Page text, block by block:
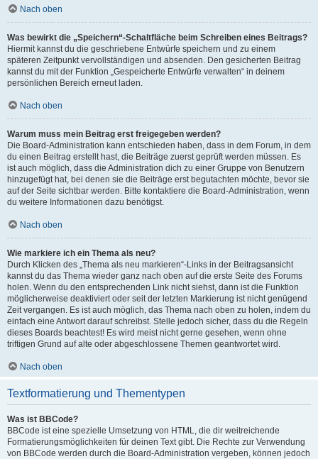
Nach oben
Was bewirkt die „Speichern“-Schaltfläche beim Schreiben eines Beitrags?
Hiermit kannst du die geschriebene Entwürfe speichern und zu einem
späteren Zeitpunkt vervollständigen und absenden. Den gesicherten Beitrag
kannst du mit der Funktion „Gespeicherte Entwürfe verwalten“ in deinem
persönlichen Bereich erneut laden.
Nach oben
Warum muss mein Beitrag erst freigegeben werden?
Die Board-Administration kann entschieden haben, dass in dem Forum, in dem
du einen Beitrag erstellt hast, die Beiträge zuerst geprüft werden müssen. Es
ist auch möglich, dass die Administration dich zu einer Gruppe von Benutzern
hinzugefügt hat, bei denen sie die Beiträge erst begutachten möchte, bevor sie
auf der Seite sichtbar werden. Bitte kontaktiere die Board-Administration, wenn
du weitere Informationen dazu benötigst.
Nach oben
Wie markiere ich ein Thema als neu?
Durch Klicken des „Thema als neu markieren“-Links in der Beitragsansicht
kannst du das Thema wieder ganz nach oben auf die erste Seite des Forums
holen. Wenn du den entsprechenden Link nicht siehst, dann ist die Funktion
möglicherweise deaktiviert oder seit der letzten Markierung ist nicht genügend
Zeit vergangen. Es ist auch möglich, das Thema nach oben zu holen, indem du
einfach eine Antwort darauf schreibst. Stelle jedoch sicher, dass du die Regeln
dieses Boards beachtest! Es wird meist nicht gerne gesehen, wenn ohne
triftigen Grund auf alte oder abgeschlossene Themen geantwortet wird.
Nach oben
Textformatierung und Thementypen
Was ist BBCode?
BBCode ist eine spezielle Umsetzung von HTML, die dir weitreichende
Formatierungsmöglichkeiten für deinen Text gibt. Die Rechte zur Verwendung
von BBCode werden durch die Board-Administration vergeben, können jedoch